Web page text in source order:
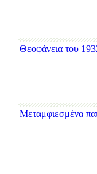
Θεοφάνεια του
Μεταμφιεσμένα